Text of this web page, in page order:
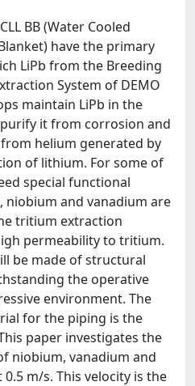
BB (Water Cooled
have the primary
LiPb from the Breeding
System of DEMO
maintain LiPb in the
it from corrosion and
helium generated by
of lithium. For some of
special functional
niobium and vanadium are
tritium extraction
permeability to tritium.
be made of structural
the operative
environment. The
for the piping is the
paper investigates the
niobium, vanadium and
m/s. This velocity is the